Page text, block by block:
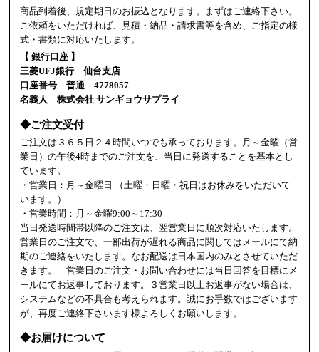
商品到着後、規定期日のお振込となります。まずはご連絡下さい。
ご依頼をいただければ、見積・納品・請求書等を含め、ご指定の様
式・書類に対応いたします。
【 銀行口座 】
三菱UFJ銀行 仙台支店
口座番号 普通 4778057
名義人 株式会社 サンギョウサプライ
◆ご注文受付
ご注文は３６５日２４時間いつでも承っております。月～金曜（営
業日）の午後4時までのご注文を、当日に発送することを基本とし
ています。
・営業日：月～金曜日 （土曜・日曜・祝日はお休みをいただいて
います。）
・営業時間：月～金曜9:00～17:30
当日発送時間帯以降のご注文は、翌営業日に順次対応いたします。
営業日のご注文で、一部出荷が遅れる商品に関してはメールにて納
期のご連絡をいたします。なお配送は日本国内のみとさせていただ
きます。 営業日のご注文・お問い合わせには当日回答を目標にメ
ールにてお返事しております。３営業日以上お返事がない場合は、
システムなどの不具合も考えられます。誠にお手数ではございます
が、再度ご連絡下さいます様よろしくお願いします。
◆お届けについて